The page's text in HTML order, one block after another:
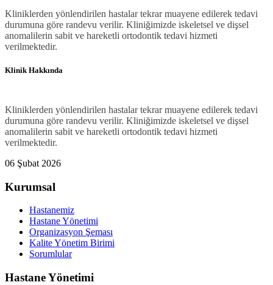
Kliniklerden yönlendirilen hastalar tekrar muayene edilerek tedavi
durumuna göre randevu verilir. Kliniğimizde iskeletsel ve dişsel
anomalilerin sabit ve hareketli ortodontik tedavi hizmeti
verilmektedir.
Klinik Hakkında
Kliniklerden yönlendirilen hastalar tekrar muayene edilerek tedavi
durumuna göre randevu verilir. Kliniğimizde iskeletsel ve dişsel
anomalilerin sabit ve hareketli ortodontik tedavi hizmeti
verilmektedir.
06 Şubat 2026
Kurumsal
Hastanemiz
Hastane Yönetimi
Organizasyon Şeması
Kalite Yönetim Birimi
Sorumlular
Hastane Yönetimi